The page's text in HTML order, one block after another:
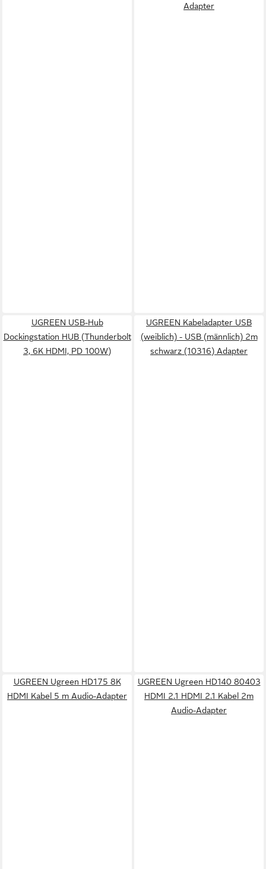
Adapter
UGREEN USB-Hub
Dockingstation HUB (Thunderbolt
3, 6K HDMI, PD 100W)
UGREEN Kabeladapter USB
(weiblich) - USB (männlich) 2m
schwarz (10316) Adapter
UGREEN Ugreen HD175 8K
HDMI Kabel 5 m Audio-Adapter
UGREEN Ugreen HD140 80403
HDMI 2.1 HDMI 2.1 Kabel 2m
Audio-Adapter